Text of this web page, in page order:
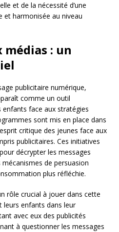
et de la nécessité d’une
et harmonisée au niveau
médias : un
publicitaire numérique,
comme un outil
face aux stratégies
sont mis en place dans
critique des jeunes face aux
publicitaires. Ces initiatives
décrypter les messages
de persuasion
plus réfléchie.
rôle crucial à jouer dans cette
leurs enfants dans leur
avec eux des publicités
à questionner les messages